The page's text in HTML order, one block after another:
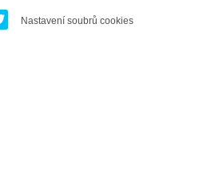
Nastavení soubrů cookies